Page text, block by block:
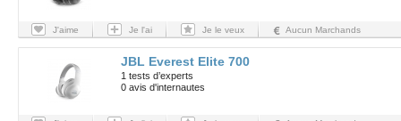
J'aime Je l'ai Je le veux Aucun Marchands
JBL Everest Elite 700
1 tests d’experts
0 avis d'internautes